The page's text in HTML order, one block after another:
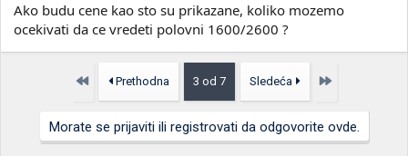
Ako budu cene kao sto su prikazane, koliko mozemo
ocekivati da ce vredeti polovni 1600/2600 ?
Prvo Prethodna 3 od 7 Sledeća Poslednja
Morate se prijaviti ili registrovati da odgovorite ovde.